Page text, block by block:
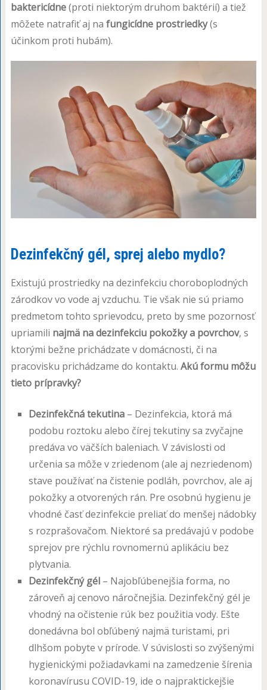
baktericídne(proti niektorým druhom baktérií) a tiež
môžete natrafiť aj na fungicídne prostriedky(s
účinkom proti hubám).
Dezinfekčný gél, sprej alebo mydlo?
Existujú prostriedky na dezinfekciu choroboplodných
zárodkov vo vode aj vzduchu. Tie však nie sú priamo
predmetom tohto sprievodcu, preto by sme pozornosť
upriamili najmä na dezinfekciu pokožky a povrchov, s
ktorými bežne prichádzate v domácnosti, či na
pracovisku prichádzame do kontaktu. Akú formu môžu
tieto prípravky?
Dezinfekčná tekutina– Dezinfekcia, ktorá má
podobu roztoku alebo čírej tekutiny sa zvyčajne
predáva vo väčších baleniach. V závislosti od
určenia sa môže v zriedenom (ale aj nezriedenom)
stave používať na čistenie podláh, povrchov, ale aj
pokožky a otvorených rán. Pre osobnú hygienu je
vhodné časť dezinfekcie preliať do menšej nádobky
s rozprašovačom. Niektoré sa predávajú v podobe
sprejov pre rýchlu rovnomernú aplikáciu bez
plytvania.
Dezinfekčný gél– Najobľúbenejšia forma, no
zároveň aj cenovo náročnejšia. Dezinfekčný gél je
vhodný na očistenie rúk bez použitia vody. Ešte
donedávna bol obľúbený najmä turistami, pri
dlhšom pobyte v prírode. V súvislosti so zvýšenými
hygienickými požiadavkami na zamedzenie šírenia
koronavírusu COVID-19, ide o najpraktickejšie